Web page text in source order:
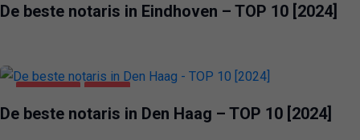
De beste notaris in Eindhoven – TOP 10 [2024]
DEN HAAG ZAKEN
De beste notaris in Den Haag – TOP 10 [2024]